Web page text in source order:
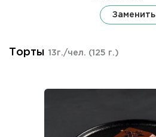
Заменить
Торты 13г./чел. (125 г.)